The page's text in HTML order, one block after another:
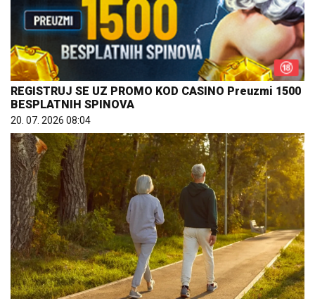
REGISTRUJ SE UZ PROMO KOD CASINO Preuzmi 1500
BESPLATNIH SPINOVA
20. 07. 2026 08:04